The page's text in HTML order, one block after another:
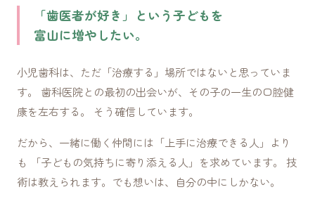
「歯医者が好き」という子どもを
富山に増やしたい。
小児歯科は、ただ「治療する」場所ではないと思っていま
す。 歯科医院との最初の出会いが、その子の一生の口腔健
康を左右する。 そう確信しています。
だから、一緒に働く仲間には「上手に治療できる人」より
も 「子どもの気持ちに寄り添える人」を求めています。 技
術は教えられます。でも想いは、自分の中にしかない。